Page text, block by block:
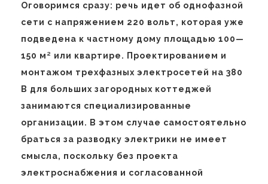
Оговоримся сразу: речь идет об однофазной
сети с напряжением 220 вольт, которая уже
подведена к частному дому площадью 100—
150 м² или квартире. Проектированием и
монтажом трехфазных электросетей на 380
В для больших загородных коттеджей
занимаются специализированные
организации. В этом случае самостоятельно
браться за разводку электрики не имеет
смысла, поскольку без проекта
электроснабжения и согласованной